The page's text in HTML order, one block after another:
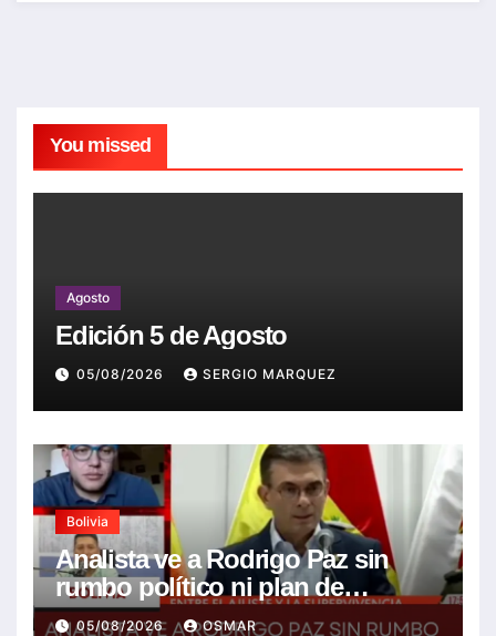
You missed
Agosto
Edición 5 de Agosto
05/08/2026 SERGIO MARQUEZ
Bolivia
Analista ve a Rodrigo Paz sin
rumbo político ni plan de
gobierno
05/08/2026 OSMAR